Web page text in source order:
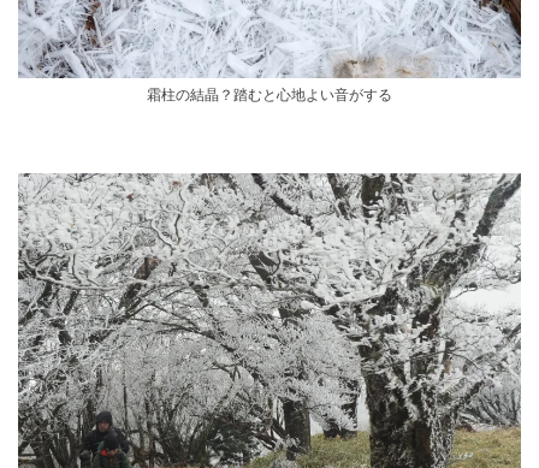
霜柱の結晶？踏むと心地よい音がする